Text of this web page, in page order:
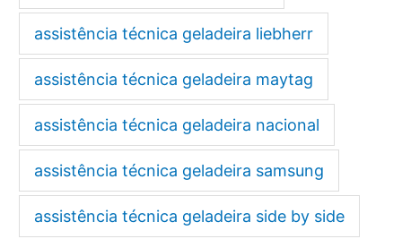
assistência técnica geladeira liebherr
assistência técnica geladeira maytag
assistência técnica geladeira nacional
assistência técnica geladeira samsung
assistência técnica geladeira side by side